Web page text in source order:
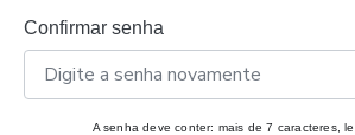
Confirmar senha
A senha deve conter: mais de 7 caracteres,